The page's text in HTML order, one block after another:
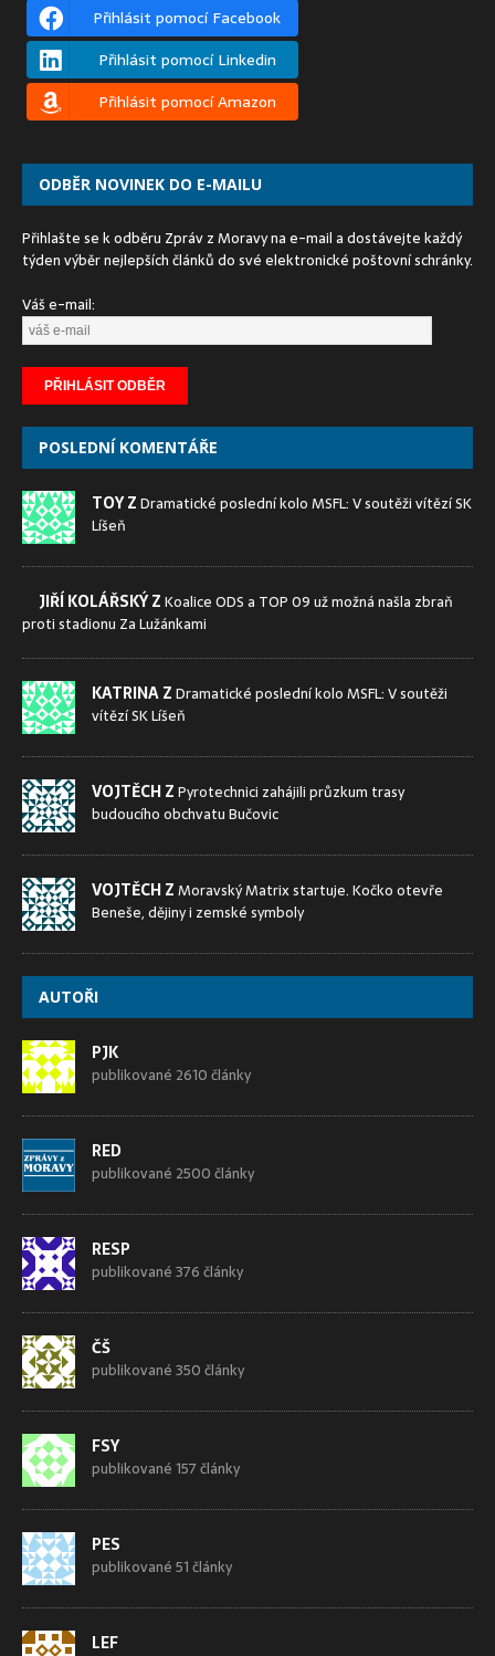
Přihlásit pomocí Facebook
Přihlásit pomocí Linkedin
Přihlásit pomocí Amazon
ODBĚR NOVINEK DO E-MAILU
Přihlašte se k odběru Zpráv z Moravy na e-mail a dostávejte každý
týden výběr nejlepších článků do své elektronické poštovní schránky.
Váš e-mail:
POSLEDNÍ KOMENTÁŘE
TOY ZDramatické poslední kolo MSFL: V soutěži vítězí SK
Líšeň
JIŘÍ KOLÁŘSKÝ ZKoalice ODS a TOP 09 už možná našla zbraň
proti stadionu Za Lužánkami
KATRINA ZDramatické poslední kolo MSFL: V soutěži
vítězí SK Líšeň
VOJTĚCH ZPyrotechnici zahájili průzkum trasy
budoucího obchvatu Bučovic
VOJTĚCH ZMoravský Matrix startuje. Kočko otevře
Beneše, dějiny i zemské symboly
AUTOŘI
PJK
publikované 2610 články
RED
publikované 2500 články
RESP
publikované 376 články
ČŠ
publikované 350 články
FSY
publikované 157 články
PES
publikované 51 články
LEF